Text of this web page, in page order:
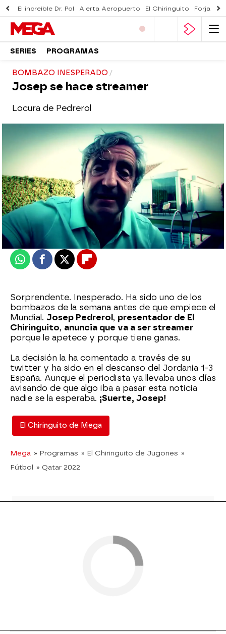
El increíble Dr. Pol Alerta Aeropuerto El Chiringuito Forjado
SERIES PROGRAMAS
BOMBAZO INESPERADO
Josep se hace streamer
Locura de Pedrerol
El Chiringuito
Madrid
Actualizado:18 de noviembre de 2022, 06:00
Publicado:
18 de noviembre de 2022, 02:26
WhatsappFacebook
X Flipboard
Sorprendente. Inesperado. Ha sido uno de los
bombazos de la semana antes de que empiece el
Mundial. Josep Pedrerol , presentador de El
Chiringuito, anuncia que va a ser streamer
porque le apetece y porque tiene ganas.
La decisión la ha comentado a través de su
twitter y ha sido en el descanso del Jordania 1-3
España. Aunque el periodista ya llevaba unos días
avisando de que algo iba a pasar esta noticia
nadie se la esperaba. ¡Suerte, Josep!
El Chiringuito de Mega
Mega » Programas » El Chiringuito de Jugones »
Fútbol » Qatar 2022